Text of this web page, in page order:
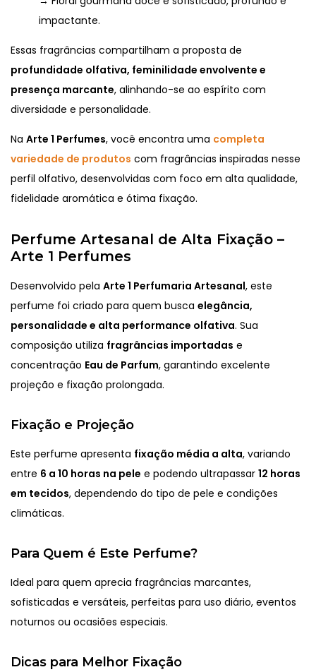
impactante.
Essas fragrâncias compartilham a proposta de
profundidade olfativa, feminilidade envolvente e
presença marcante, alinhando-se ao espírito com
diversidade e personalidade.
Na Arte 1 Perfumes, você encontra uma completa
variedade de produtos com fragrâncias inspiradas nesse
perfil olfativo, desenvolvidas com foco em alta qualidade,
fidelidade aromática e ótima fixação.
Perfume Artesanal de Alta Fixação –
Arte 1 Perfumes
Desenvolvido pela Arte 1 Perfumaria Artesanal, este
perfume foi criado para quem busca elegância,
personalidade e alta performance olfativa. Sua
composição utiliza fragrâncias importadas e
concentração Eau de Parfum, garantindo excelente
projeção e fixação prolongada.
Fixação e Projeção
Este perfume apresenta fixação média a alta, variando
entre 6 a 10 horas na pele e podendo ultrapassar 12 horas
em tecidos, dependendo do tipo de pele e condições
climáticas.
Para Quem é Este Perfume?
Ideal para quem aprecia fragrâncias marcantes,
sofisticadas e versáteis, perfeitas para uso diário, eventos
noturnos ou ocasiões especiais.
Dicas para Melhor Fixação